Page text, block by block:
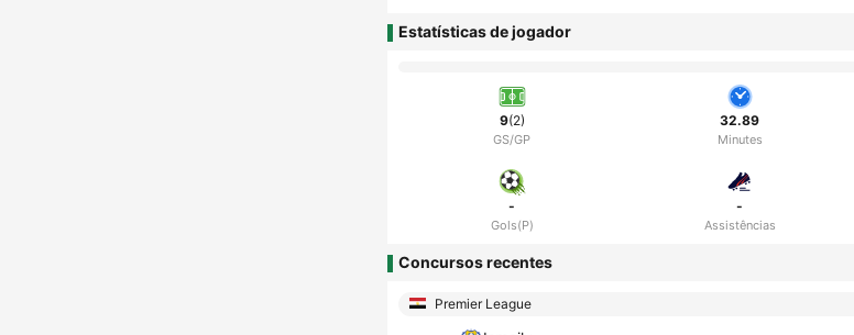
Estatísticas de jogador
9(2)
GS/GP
32.89
Minutes
-
Gols(P)
-
Assistências
Concursos recentes
Premier League